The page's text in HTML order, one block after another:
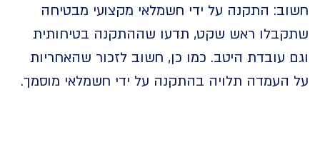
התקנה על ידי חשמלאי מקצועי מבטיחה
ראש שקט, תדעו שההתקנה בטיחותית
עובדת היטב. כמו כן, חשוב לזכור שהאחריות
תלויה בהתקנה על ידי חשמלאי מוסמך.